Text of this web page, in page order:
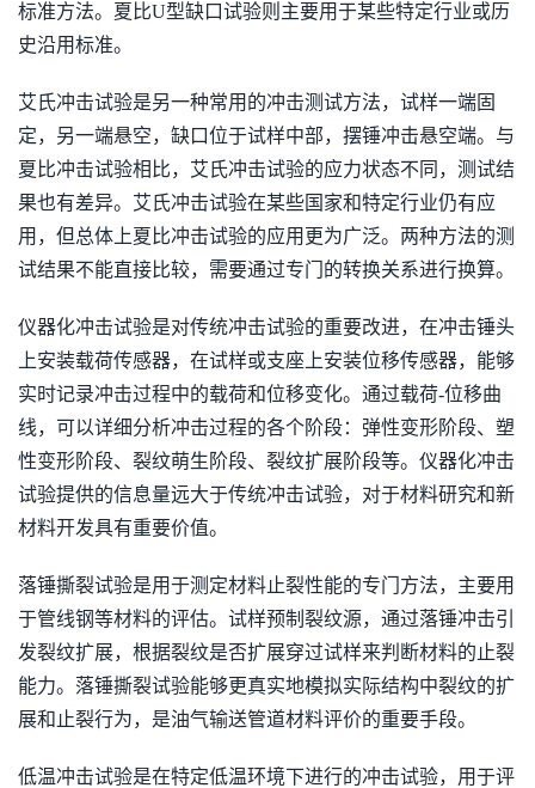
标准方法。夏比U型缺口试验则主要用于某些特定行业或历
史沿用标准。
艾氏冲击试验是另一种常用的冲击测试方法，试样一端固
定，另一端悬空，缺口位于试样中部，摆锤冲击悬空端。与
夏比冲击试验相比，艾氏冲击试验的应力状态不同，测试结
果也有差异。艾氏冲击试验在某些国家和特定行业仍有应
用，但总体上夏比冲击试验的应用更为广泛。两种方法的测
试结果不能直接比较，需要通过专门的转换关系进行换算。
仪器化冲击试验是对传统冲击试验的重要改进，在冲击锤头
上安装载荷传感器，在试样或支座上安装位移传感器，能够
实时记录冲击过程中的载荷和位移变化。通过载荷-位移曲
线，可以详细分析冲击过程的各个阶段：弹性变形阶段、塑
性变形阶段、裂纹萌生阶段、裂纹扩展阶段等。仪器化冲击
试验提供的信息量远大于传统冲击试验，对于材料研究和新
材料开发具有重要价值。
落锤撕裂试验是用于测定材料止裂性能的专门方法，主要用
于管线钢等材料的评估。试样预制裂纹源，通过落锤冲击引
发裂纹扩展，根据裂纹是否扩展穿过试样来判断材料的止裂
能力。落锤撕裂试验能够更真实地模拟实际结构中裂纹的扩
展和止裂行为，是油气输送管道材料评价的重要手段。
低温冲击试验是在特定低温环境下进行的冲击试验，用于评